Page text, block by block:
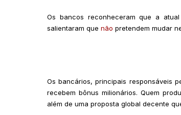
Os bancos reconheceram que a
salientaram que não pretendem mudar
Os bancários, principais responsáveis
recebem bônus milionários. Quem
além de uma proposta global decente